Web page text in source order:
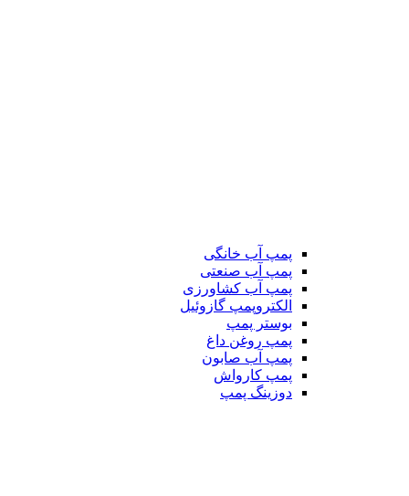
پمپ آب خانگی
پمپ آب صنعتی
پمپ آب کشاورزی
الکتروپمپ گازوئیل
بوستر پمپ
پمپ روغن داغ
پمپ آب صابون
پمپ کارواش
دوزینگ پمپ